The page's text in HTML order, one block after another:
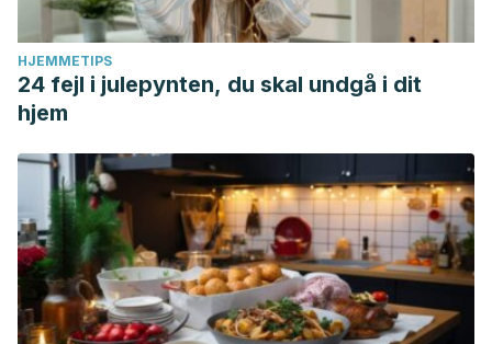
HJEMMETIPS
24 fejl i julepynten, du skal undgå i dit
hjem